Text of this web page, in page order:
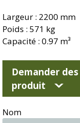
Largeur : 2200 mm
Poids : 571 kg
Capacité : 0.97 m³
Demander
produit
Nom